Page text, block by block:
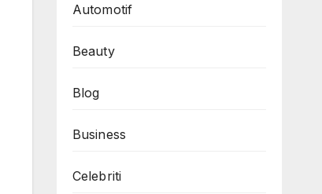
Automotif
Beauty
Blog
Business
Celebriti